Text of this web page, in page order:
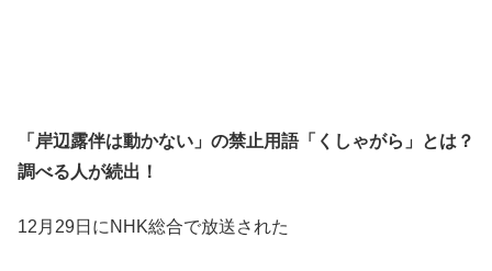
「岸辺露伴は動かない」の禁止用語「くしゃがら」とは？
調べる人が続出！
12月29日にNHK総合で放送された